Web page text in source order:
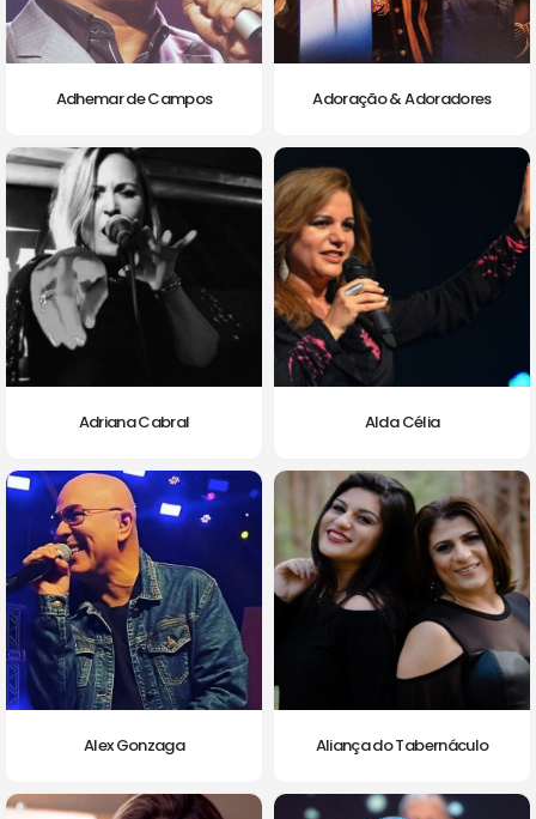
Adhemar de Campos Adoração & Adoradores
Adriana Cabral Alda Célia
Alex Gonzaga Aliança do Tabernáculo